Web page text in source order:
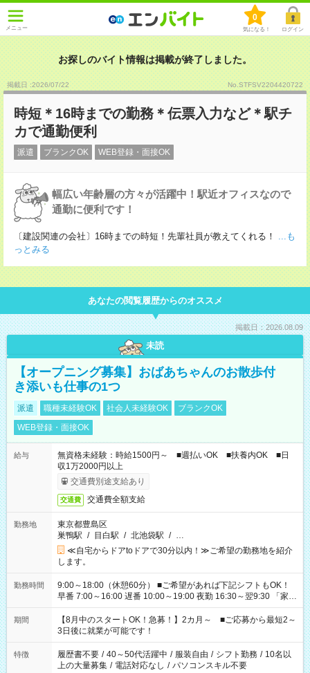
メニュー
0
気になる！ ログイン
お探しのバイト情報は掲載が終了しました。
掲載日 :2026/07/22 No.STFSV2204420722
時短＊16時までの勤務＊伝票入力など＊駅チ
カで通勤便利
派遣 ブランクOK WEB登録・面接OK
幅広い年齢層の方々が活躍中！駅近オフィスなので
通勤に便利です！
〔建設関連の会社〕16時までの時短！先輩社員が教えてくれる！
...も
っとみる
あなたの閲覧履歴からのオススメ
掲載日：2026.08.09
未読
【オープニング募集】おばあちゃんのお散歩付
き添いも仕事の1つ
派遣 職種未経験OK 社会人未経験OK
ブランクOK
WEB登録・面接OK
給与
無資格未経験：時給1500円～ ■週払いOK ■扶養内OK ■日
収1万2000円以上
交通費別途支給あり
交通費 交通費全額支給
勤務地
東京都豊島区
巣鴨駅 / 目白駅 / 北池袋駅 / …
≪自宅からドアtoドアで30分以内！≫ご希望の勤務地を紹介
します。
勤務時間
9:00～18:00（休憩60分） ■ご希望があれば下記シフトもOK！
早番 7:00～16:00 遅番 10:00～19:00 夜勤 16:30～翌9:30 「家族
と休みを合わせたい」 「余裕を持って夕飯の準備がしたい」
「できれば残業はしたくない」 など、ご希望を教えてください
ね。 ※Wワーク希望の方へ 今ご覧のお仕事で希望する勤務時間
と、もう1つのお仕事の勤務時間。 合計で週40時間を超える場
合は応募できません。
期間
【8月中のスタートOK！急募！】2カ月～ ■ご応募から最短2～
3日後に就業が可能です！
特徴 履歴書不要 / 40～50代活躍中 / 服装自由 / シフト勤務 / 10名以
上の大量募集 / 電話対応なし / パソコンスキル不要